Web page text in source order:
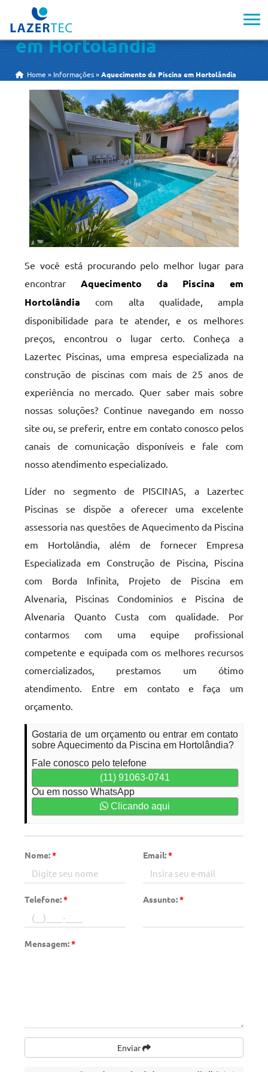
Aquecimento da Piscina
em Hortolândia
Home » Informações »Aquecimento da Piscina em Hortolândia
Se você está procurando pelo melhor lugar para
encontrar Aquecimento da Piscina em
Hortolândia com alta qualidade, ampla
disponibilidade para te atender, e os melhores
preços, encontrou o lugar certo. Conheça a
Lazertec Piscinas, uma empresa especializada na
construção de piscinas com mais de 25 anos de
experiência no mercado. Quer saber mais sobre
nossas soluções? Continue navegando em nosso
site ou, se preferir, entre em contato conosco pelos
canais de comunicação disponíveis e fale com
nosso atendimento especializado.
Líder no segmento de PISCINAS, a Lazertec
Piscinas se dispõe a oferecer uma excelente
assessoria nas questões de Aquecimento da Piscina
em Hortolândia, além de fornecer Empresa
Especializada em Construção de Piscina, Piscina
com Borda Infinita, Projeto de Piscina em
Alvenaria, Piscinas Condominios e Piscina de
Alvenaria Quanto Custa com qualidade. Por
contarmos com uma equipe profissional
competente e equipada com os melhores recursos
comercializados, prestamos um ótimo
atendimento. Entre em contato e faça um
orçamento.
Gostaria de um orçamento ou entrar em contato
sobre Aquecimento da Piscina em Hortolândia?
Fale conosco pelo telefone
(11) 91063-0741
Ou em nosso WhatsApp
Clicando aqui
Nome:* Email:*
Telefone:* Assunto:*
Mensagem:*
Enviar